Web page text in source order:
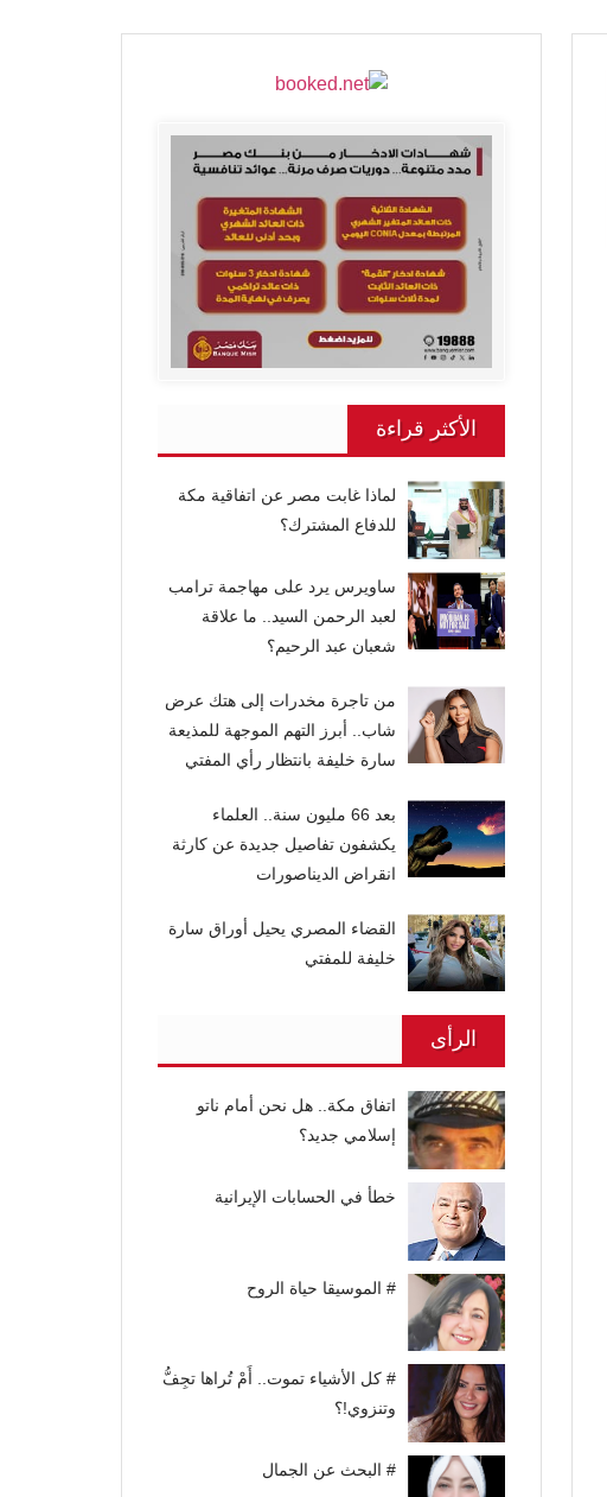
الأكثر قراءة
لماذا غابت مصر عن اتفاقية مكة
للدفاع المشترك؟
ساويرس يرد على مهاجمة ترامب
لعبد الرحمن السيد.. ما علاقة
شعبان عبد الرحيم؟
من تاجرة مخدرات إلى هتك عرض
شاب.. أبرز التهم الموجهة للمذيعة
سارة خليفة بانتظار رأي المفتي
بعد 66 مليون سنة.. العلماء
يكشفون تفاصيل جديدة عن كارثة
انقراض الديناصورات
القضاء المصري يحيل أوراق سارة
خليفة للمفتي
الرأى
اتفاق مكة.. هل نحن أمام ناتو
إسلامي جديد؟
خطأ في الحسابات الإيرانية
# الموسيقا حياة الروح
# كل الأشياء تموت.. أَمْ تُراها تجِفُّ
وتنزوي!؟
# البحث عن الجمال